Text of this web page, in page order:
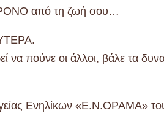
από τη ζωή σου…
να πούνε οι άλλοι, βάλε τα
Ενηλίκων «Ε.Ν.ΟΡΑΜΑ»